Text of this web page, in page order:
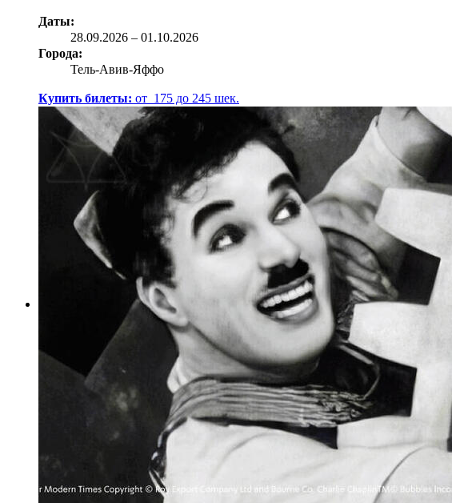
Даты:
28.09.2026 – 01.10.2026
Города:
Тель-Авив-Яффо
Купить билеты: от 175 до 245 шек.